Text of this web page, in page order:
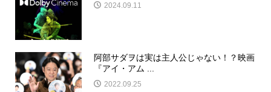
2024.09.11
阿部サダヲは実は主人公じゃない！？映画
『アイ・アム ...
2022.09.25